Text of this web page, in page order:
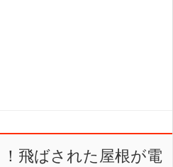
飛ばされた屋根が電